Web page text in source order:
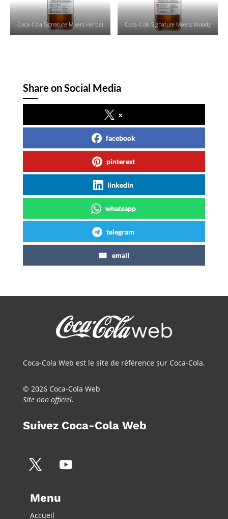
Coca-Cola Signature Mixers Herbal Coca-Cola Signature Mixers Woody
Share on Social Media
x
facebook
pinterest
linkedin
whatsapp
telegram
email
Coca-Cola Web est le site de référence sur Coca-Cola.
© 2026 Coca-Cola Web
Site non officiel.
Suivez Coca-Cola Web
Menu
Accueil